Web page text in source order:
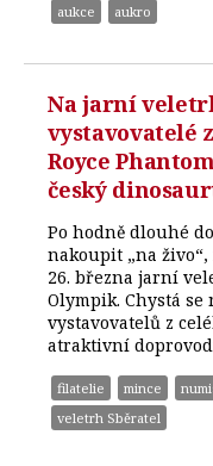
aukce aukro
Na jarní
vystavovatelé
Royce
český
Po hodně dlouhé
nakoupit „na
26. března jarní
Olympik. Chystá
vystavovatelů z
atraktivní
filatelie mince
veletrh Sběratel